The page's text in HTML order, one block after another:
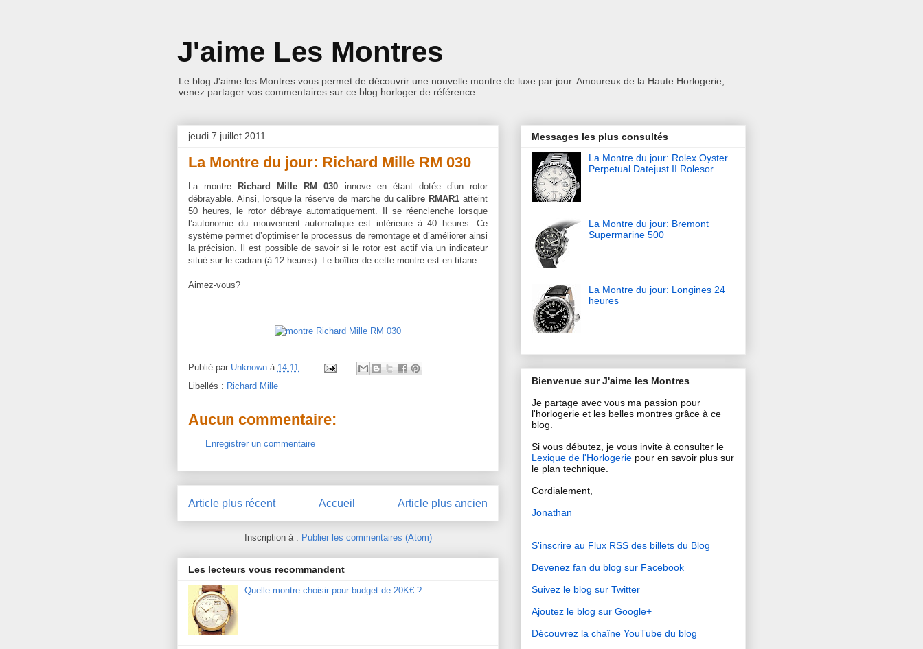
J'aime Les Montres
Le blog J'aime les Montres vous permet de découvrir une nouvelle montre de luxe par jour. Amoureux de la Haute Horlogerie,
venez partager vos commentaires sur ce blog horloger de référence.
jeudi 7 juillet 2011
La Montre du jour: Richard Mille RM 030
La montre Richard Mille RM 030 innove en étant dotée d’un rotor
débrayable. Ainsi, lorsque la réserve de marche ducalibre RMAR1 atteint
50 heures, le rotor débraye automatiquement. Il se réenclenche lorsque
l’autonomie du mouvement automatique est inférieure à 40 heures. Ce
système permet d’optimiser le processus de remontage et d’améliorer ainsi
la précision. Il est possible de savoir si le rotor est actif via un indicateur
situé sur le cadran (à 12 heures). Le boîtier de cette montre est en titane.
Aimez-vous?
Publié par Unknown à 14:11
Libellés : Richard Mille
Aucun commentaire:
Enregistrer un commentaire
Article plus récent Article plus ancien
Accueil
Inscription à : Publier les commentaires (Atom)
Les lecteurs vous recommandent
Quelle montre choisir pour budget de 20K€ ?
Messages les plus consultés
La Montre du jour: Rolex Oyster
Perpetual Datejust II Rolesor
La Montre du jour: Bremont
Supermarine 500
La Montre du jour: Longines 24
heures
Bienvenue sur J'aime les Montres
Je partage avec vous ma passion pour
l'horlogerie et les belles montres grâce à ce
blog.
Si vous débutez, je vous invite à consulter le
Lexique de l'Horlogerie pour en savoir plus sur
le plan technique.
Cordialement,
Jonathan
S'inscrire au Flux RSS des billets du Blog
Devenez fan du blog sur Facebook
Suivez le blog sur Twitter
Ajoutez le blog sur Google+
Découvrez la chaîne YouTube du blog